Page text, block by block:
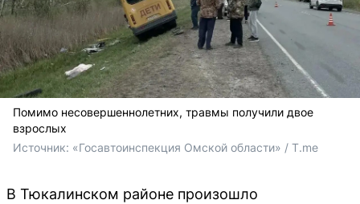
Помимо несовершеннолетних, травмы получили двое
взрослых
Источник: «Госавтоинспекция Омской области» / T.me
В Тюкалинском районе произошло